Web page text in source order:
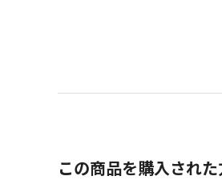
この商品を購入され